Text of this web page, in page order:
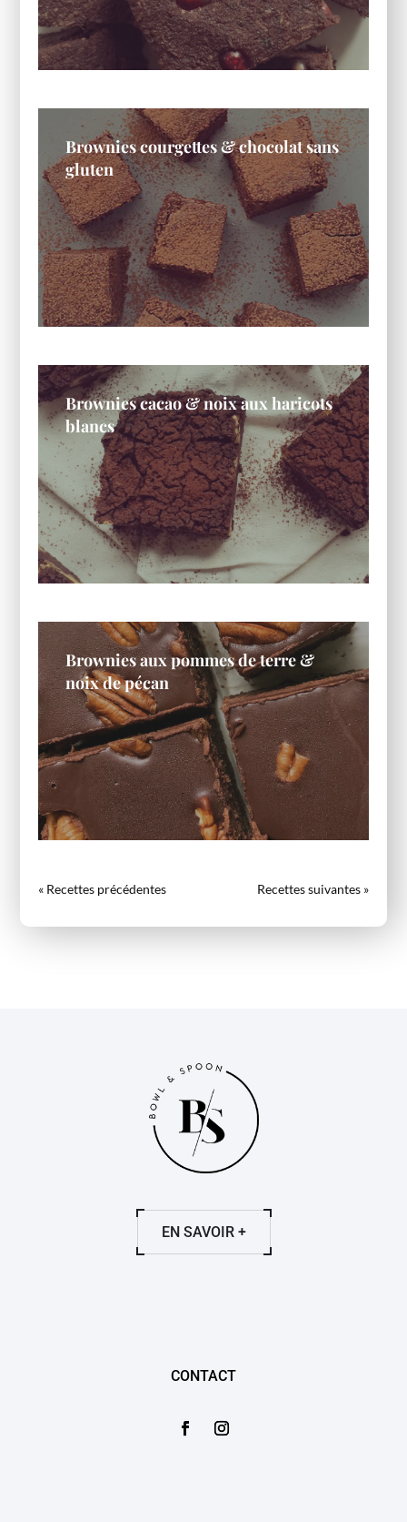
Brownies courgettes & chocolat sans
gluten
Brownies cacao & noix aux haricots
blancs
Brownies aux pommes de terre &
noix de pécan
« Entrées précédentes Entrées suivantes »
EN SAVOIR +
CONTACT